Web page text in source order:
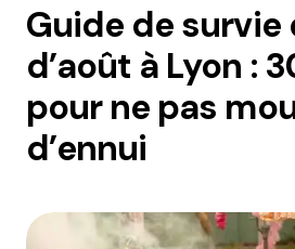
Guide de survie
d’août à Lyon :
pour ne pas
d’ennui